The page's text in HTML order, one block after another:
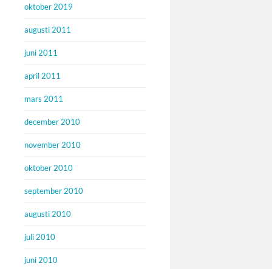
oktober 2019
augusti 2011
juni 2011
april 2011
mars 2011
december 2010
november 2010
oktober 2010
september 2010
augusti 2010
juli 2010
juni 2010